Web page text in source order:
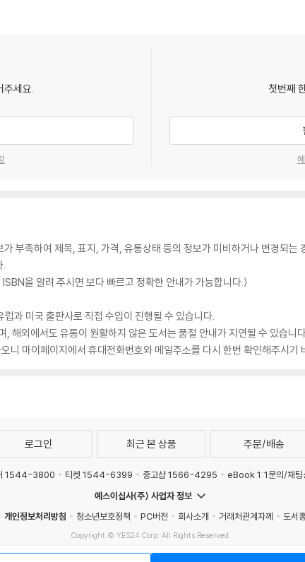
주세요. 첫번째
부족하여 제목, 표지, 가격, 유통상태 등의 정보가 미비하거나 변경되는
.
을 알려 주시면 보다 빠르고 정확한 안내가 가능합니다.)
과 미국 출판사로 직접 수입이 진행될 수 있습니다.
해외에서도 유통이 원활하지 않은 도서는 품절 안내가 지연될 수 있습니
니 마이페이지에서 휴대전화번호와 메일주소를 다시 한번 확인해주시기
로그인 최근 본 상품 주문/배송
1544-3800 티켓 1544-6399 중고샵 1566-4295
eBook 1:1문의/채팅
예스이십사(주) 사업자 정보
개인정보처리방침 청소년보호정책 PC버전 회사소개 거래처관계자께 도서
Copyright © YES24 Corp. All Rights Reserved.